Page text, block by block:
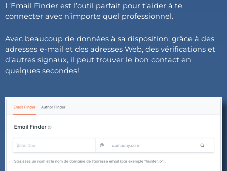
L’Email Finder est l’outil parfait pour t’aider à te
connecter avec n’importe quel professionnel.
Avec beaucoup de données à sa disposition; grâce à des
adresses e-mail et des adresses Web, des vérifications et
d’autres signaux, il peut trouver le bon contact en
quelques secondes!